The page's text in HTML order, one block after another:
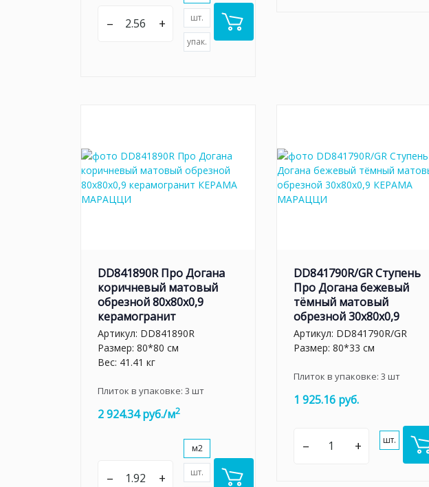
– + шт.
упак.
DD841890R Про Догана
коричневый матовый
обрезной 80x80x0,9
керамогранит
Артикул: DD841890R
Размер: 80*80 см
Вес: 41.41 кг
Плиток в упаковке: 3 шт
2 924.34 руб./м2
– +
м2
шт.
DD841790R/GR Ступень
Про Догана бежевый
тёмный матовый
обрезной 30x80x0,9
Артикул: DD841790R/GR
Размер: 80*33 см
Плиток в упаковке: 3 шт
1 925.16 руб.
– + шт.